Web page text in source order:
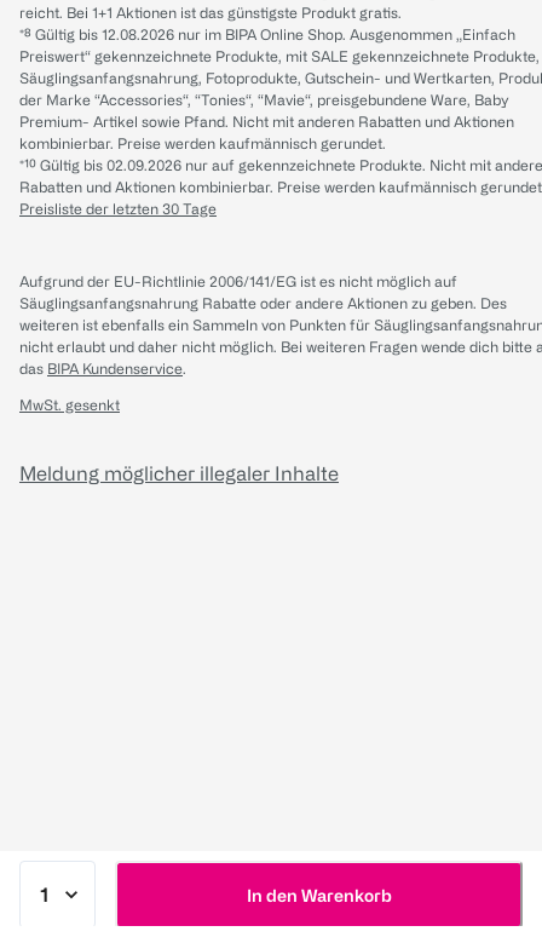
In den Warenkorb
reicht. Bei 1+1 Aktionen ist das günstigste Produkt gratis.
*⁸ Gültig bis 12.08.2026 nur im BIPA Online Shop. Ausgenommen „Einfach
Preiswert“ gekennzeichnete Produkte, mit SALE gekennzeichnete Produkte,
Säuglingsanfangsnahrung, Fotoprodukte, Gutschein- und Wertkarten,
der Marke “Accessories“, “Tonies“, “Mavie“, preisgebundene Ware, Baby
Premium- Artikel sowie Pfand. Nicht mit anderen Rabatten und Aktionen
kombinierbar. Preise werden kaufmännisch gerundet.
*¹⁰ Gültig bis 02.09.2026 nur auf gekennzeichnete Produkte. Nicht mit
Rabatten und Aktionen kombinierbar. Preise werden kaufmännisch
Preisliste der letzten 30 Tage
Aufgrund der EU-Richtlinie 2006/141/EG ist es nicht möglich auf
Säuglingsanfangsnahrung Rabatte oder andere Aktionen zu geben. Des
weiteren ist ebenfalls ein Sammeln von Punkten für
nicht erlaubt und daher nicht möglich. Bei weiteren Fragen wende dich bitte
das BIPA Kundenservice.
MwSt. gesenkt
Meldung möglicher illegaler Inhalte